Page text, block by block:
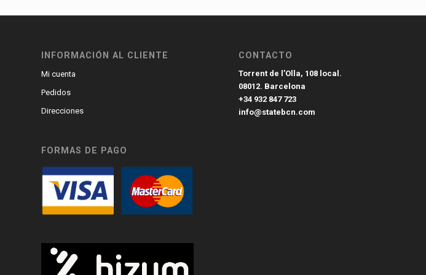
INFORMACIÓN AL CLIENTE
Mi cuenta
Pedidos
Direcciones
FORMAS DE PAGO
CONTACTO
Torrent de l’Olla, 108 local.
08012. Barcelona
+34 932 847 723
info@statebcn.com